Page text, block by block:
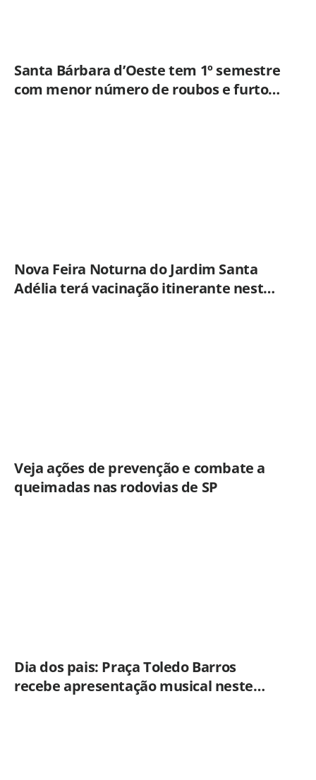
Santa Bárbara d’Oeste tem 1º semestre
com menor número de roubos e furtos
Nova Feira Noturna do Jardim Santa
Adélia terá vacinação itinerante nesta
Veja ações de prevenção e combate a
queimadas nas rodovias de SP
Dia dos pais: Praça Toledo Barros
recebe apresentação musical neste